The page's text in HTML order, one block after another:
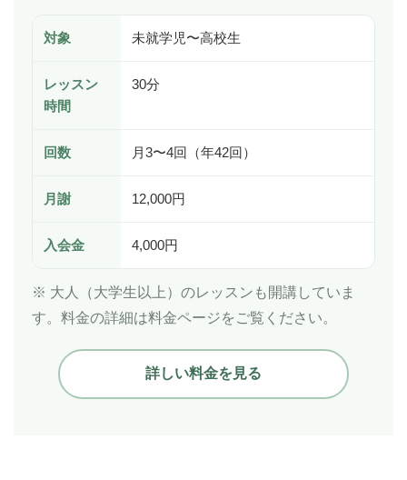
対象 未就学児〜高校生
レッスン
時間
30分
回数 月3〜4回（年42回）
月謝 12,000円
入会金 4,000円
※ 大人（大学生以上）のレッスンも開講していま
す。料金の詳細は料金ページをご覧ください。
詳しい料金を見る